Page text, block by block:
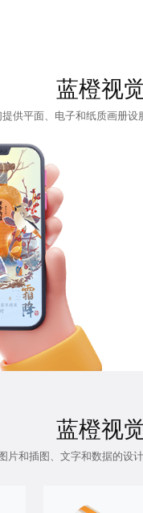
蓝橙视
提供平面、电子和纸质画册设
蓝橙视
片和插图、文字和数据的设